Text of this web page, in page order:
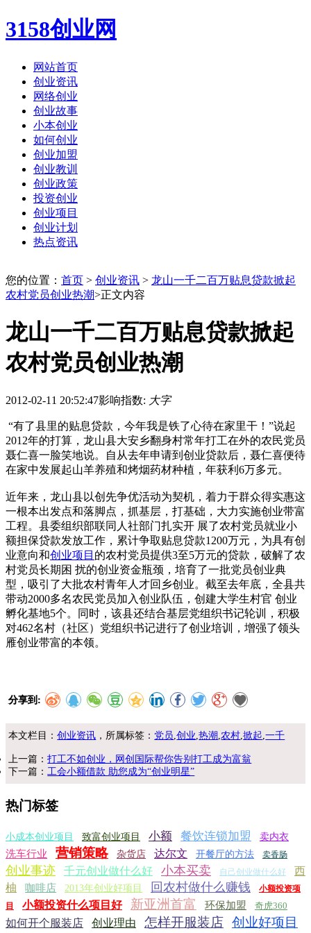
3158创业网
网站首页
创业资讯
网络创业
创业故事
小本创业
如何创业
创业加盟
创业教训
创业政策
投资创业
创业项目
创业计划
热点资讯
您的位置： 首页 > 创业资讯 > 龙山一千二百万贴息贷款掀起
农村党员创业热潮>正文内容
龙山一千二百万贴息贷款掀起
农村党员创业热潮
2012-02-11 20:52:47影响指数: 大字
“有了县里的贴息贷款，今年我是铁了心待在家里干！”说起
2012年的打算，龙山县大安乡翻身村常年打工在外的农民党员
聂仁喜一脸笑地说。自从去年申请到创业贷款后，聂仁喜便待
在家中发展起山羊养殖和烤烟药材种植，年获利6万多元。
近年来，龙山县以创先争优活动为契机，着力于群众得实惠这
一根本出发点和落脚点，抓基层，打基础，大力实施创业带富
工程。县委组织部联同人社部门扎实开 展了农村党员就业小
额担保贷款发放工作，累计争取贴息贷款1200万元，为具有创
业意向和创业项目 的农村党员提供3至5万元的贷款，破解了农
村党员长期困 扰的创业资金瓶颈，培育了一批党员创业典
型，吸引了大批农村青年人才回乡创业。截至去年底，全县共
带动2000多名农民党员加入创业队伍，创建大学生村官 创业
孵化基地5个。同时，该县还结合基层党组织书记轮训，积极
对462名村（社区）党组织书记进行了创业培训，增强了领头
雁创业带富的本领。
分享到:
本文栏目：创业资讯 ，所属标签： 党员 ,创业 ,热潮 农村 ,掀起 ,一千
上一篇：打工不如创业，网创国际帮你告别打工成为富翁
下一篇： 工会小额借款 助您成为“创业明星”
热门标签
小成本创业项目 致富创业项目 小额 餐饮连锁加盟 卖内衣
洗车行业 营销策略 杂货店 达尔文 开餐厅的方法 卖香肠
创业事迹 千元创业做什么好 小本买卖 自己创业做什么好
西
柚
咖啡店 2013年创业好项目 回农村做什么赚钱
小额投资项
目
小额投资什么项目好 新亚洲首富 环保加盟 奇虎360
如何开个服装店 创业理由 怎样开服装店 创业好项目